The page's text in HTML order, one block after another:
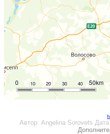
10
0 20 30 40 50km
Автор: Angelina Sorovets